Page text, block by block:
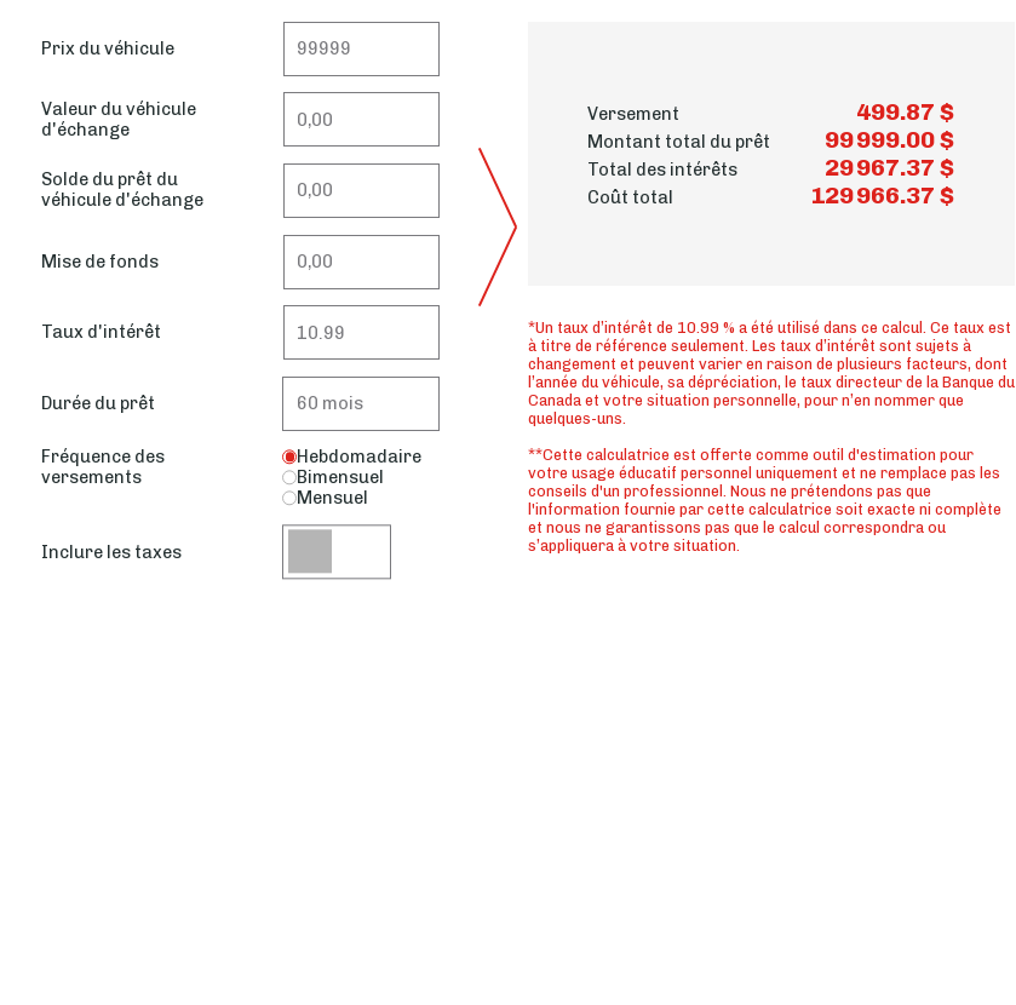
Prix du véhicule
Valeur du véhicule
d'échange
Solde du prêt du
véhicule d'échange
Mise de fonds
Taux d'intérêt
Durée du prêt
Fréquence des
versements
Hebdomadaire
Bimensuel
Mensuel
Inclure les taxes
Versement 499.87 $
Montant total du prêt 99 999.00 $
Total des intérêts 29 967.37 $
Coût total 129 966.37 $
*Un taux d’intérêt de 10.99 % a été utilisé dans ce calcul. Ce taux est
à titre de référence seulement. Les taux d’intérêt sont sujets à
changement et peuvent varier en raison de plusieurs facteurs, dont
l’année du véhicule, sa dépréciation, le taux directeur de la Banque du
Canada et votre situation personnelle, pour n’en nommer que
quelques-uns.
**Cette calculatrice est offerte comme outil d'estimation pour
votre usage éducatif personnel uniquement et ne remplace pas les
conseils d'un professionnel. Nous ne prétendons pas que
l'information fournie par cette calculatrice soit exacte ni complète
et nous ne garantissons pas que le calcul correspondra ou
s’appliquera à votre situation.